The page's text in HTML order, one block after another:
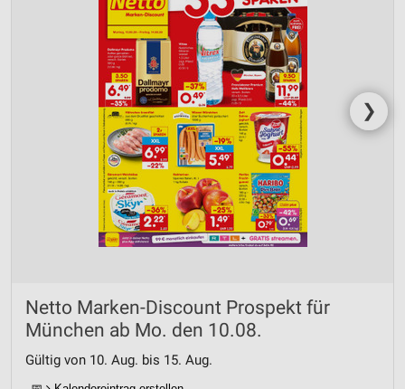
❯
Netto Marken-Discount Prospekt für
München ab Mo. den 10.08.
Gültig von 10. Aug. bis 15. Aug.